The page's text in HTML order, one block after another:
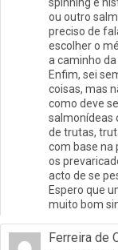
spinning e
ou outro
preciso de
escolher o
a caminho
Enfim, sei
coisas, mas
como deve
salmonídeas
de trutas,
com base na
os
acto de se
Espero que
muito bom
Ferreira de